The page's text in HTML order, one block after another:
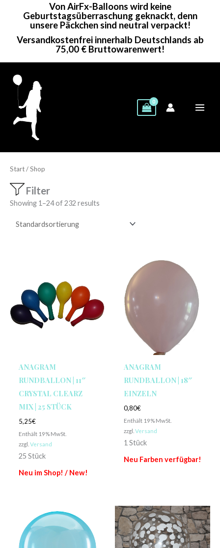
Von AirFx-Balloons wird keine
Geburtstagsüberraschung geknackt, denn
unsere Päckchen sind neutral verpackt!
Versandkostenfrei innerhalb Deutschlands ab
75,00 € Bruttowarenwert!
Start/ Shop
Filter
Showing 1–24 of 232 results
ANAGRAM
RUNDBALLON | 11″
CRYSTAL CLEARZ
MIX | 25 STÜCK
5,25€
Enthält 19% MwSt.
zzgl. Versand
25 Stück
Neu im Shop! / New!
ANAGRAM
RUNDBALLON | 18″
EINZELN
0,80€
Enthält 19% MwSt.
zzgl. Versand
1 Stück
Neu Farben verfügbar!